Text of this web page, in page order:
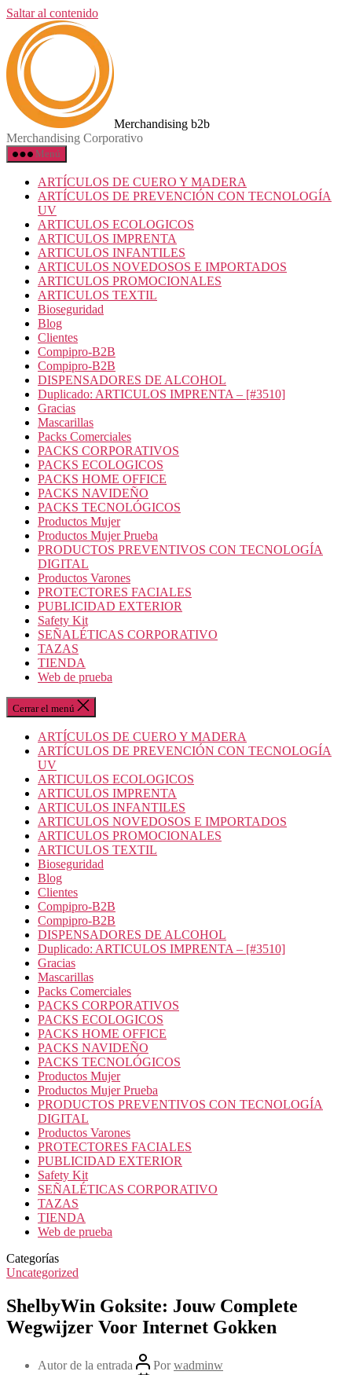
Saltar al contenido
Merchandising b2b
Merchandising Corporativo
Menú
ARTÍCULOS DE CUERO Y MADERA
ARTÍCULOS DE PREVENCIÓN CON TECNOLOGÍA
UV
ARTICULOS ECOLOGICOS
ARTICULOS IMPRENTA
ARTICULOS INFANTILES
ARTICULOS NOVEDOSOS E IMPORTADOS
ARTICULOS PROMOCIONALES
ARTICULOS TEXTIL
Bioseguridad
Blog
Clientes
Compipro-B2B
Compipro-B2B
DISPENSADORES DE ALCOHOL
Duplicado: ARTICULOS IMPRENTA – [#3510]
Gracias
Mascarillas
Packs Comerciales
PACKS CORPORATIVOS
PACKS ECOLOGICOS
PACKS HOME OFFICE
PACKS NAVIDEÑO
PACKS TECNOLÓGICOS
Productos Mujer
Productos Mujer Prueba
PRODUCTOS PREVENTIVOS CON TECNOLOGÍA
DIGITAL
Productos Varones
PROTECTORES FACIALES
PUBLICIDAD EXTERIOR
Safety Kit
SEÑALÉTICAS CORPORATIVO
TAZAS
TIENDA
Web de prueba
Cerrar el menú
ARTÍCULOS DE CUERO Y MADERA
ARTÍCULOS DE PREVENCIÓN CON TECNOLOGÍA
UV
ARTICULOS ECOLOGICOS
ARTICULOS IMPRENTA
ARTICULOS INFANTILES
ARTICULOS NOVEDOSOS E IMPORTADOS
ARTICULOS PROMOCIONALES
ARTICULOS TEXTIL
Bioseguridad
Blog
Clientes
Compipro-B2B
Compipro-B2B
DISPENSADORES DE ALCOHOL
Duplicado: ARTICULOS IMPRENTA – [#3510]
Gracias
Mascarillas
Packs Comerciales
PACKS CORPORATIVOS
PACKS ECOLOGICOS
PACKS HOME OFFICE
PACKS NAVIDEÑO
PACKS TECNOLÓGICOS
Productos Mujer
Productos Mujer Prueba
PRODUCTOS PREVENTIVOS CON TECNOLOGÍA
DIGITAL
Productos Varones
PROTECTORES FACIALES
PUBLICIDAD EXTERIOR
Safety Kit
SEÑALÉTICAS CORPORATIVO
TAZAS
TIENDA
Web de prueba
Categorías
Uncategorized
ShelbyWin Goksite: Jouw Complete
Wegwijzer Voor Internet Gokken
Autor de la entrada Porwadminw